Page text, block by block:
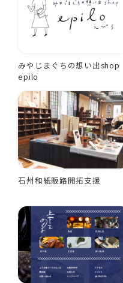
みやじまぐちの想い出shop
epilo
石州和紙販路開拓支援